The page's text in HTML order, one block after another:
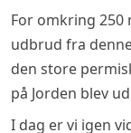
For omkring 250
udbrud fra
den store
på Jorden blev
I dag er vi igen